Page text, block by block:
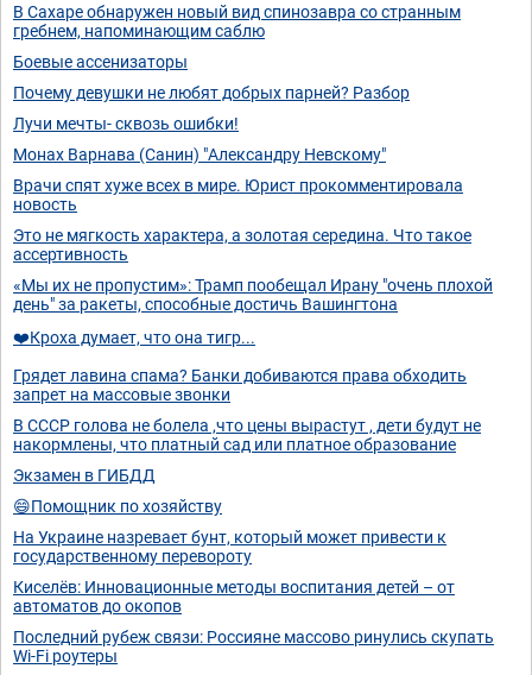
В Сахаре обнаружен новый вид спинозавра со странным
гребнем, напоминающим саблю
Боевые ассенизаторы
Почему девушки не любят добрых парней? Разбор
Лучи мечты- сквозь ошибки!
Монах Варнава (Санин) "Александру Невскому"
Врачи спят хуже всех в мире. Юрист прокомментировала
новость
Это не мягкость характера, а золотая середина. Что такое
ассертивность
«Мы их не пропустим»: Трамп пообещал Ирану "очень плохой
день" за ракеты, способные достичь Вашингтона
❤️Кроха думает, что она тигр...
Грядет лавина спама? Банки добиваются права обходить
запрет на массовые звонки
В СССР голова не болела ,что цены вырастут , дети будут не
накормлены, что платный сад или платное образование
Экзамен в ГИБДД
😄Помощник по хозяйству
На Украине назревает бунт, который может привести к
государственному перевороту
Киселёв: Инновационные методы воспитания детей – от
автоматов до окопов
Последний рубеж связи: Россияне массово ринулись скупать
Wi-Fi роутеры